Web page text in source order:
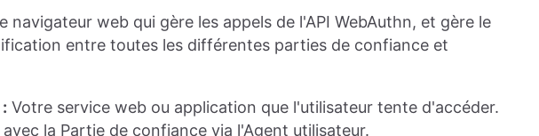
navigateur web qui gère les appels de l'API WebAuthn, et gère le
entre toutes les différentes parties de confiance et
Votre service web ou application que l'utilisateur tente d'accéder.
la Partie de confiance via l'Agent utilisateur.